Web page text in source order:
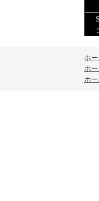
ホー
ホー
ホー